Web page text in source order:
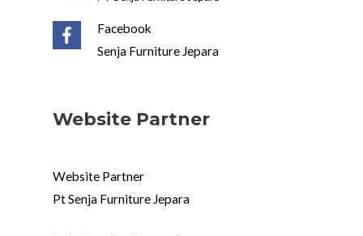
Facebook
Senja Furniture Jepara
Website Partner
Website Partner
Pt Senja Furniture Jepara